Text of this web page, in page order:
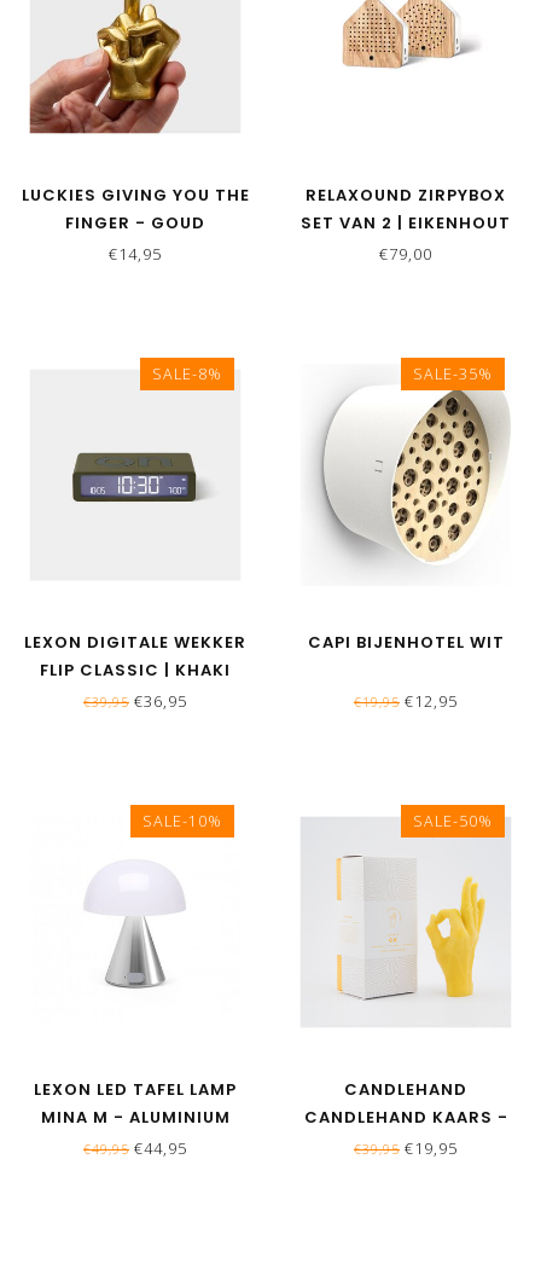
LUCKIES GIVING YOU THE
FINGER - GOUD
€14,95
RELAXOUND ZIRPYBOX
SET VAN 2 | EIKENHOUT
€79,00
SALE-8%
LEXON DIGITALE WEKKER
FLIP CLASSIC | KHAKI
€39,95 €36,95
SALE-35%
CAPI BIJENHOTEL WIT
€19,95 €12,95
SALE-10%
LEXON LED TAFEL LAMP
MINA M - ALUMINIUM
€49,95 €44,95
SALE-50%
CANDLEHAND
CANDLEHAND KAARS -
OK - GEEL
€39,95 €19,95